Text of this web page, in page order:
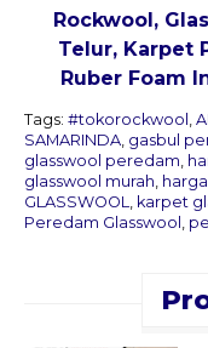
Rockwool,
Telur, Karpet
Ruber Foam
Tags: #tokorockwool
SAMARINDA gasbul
glasswool peredam
glasswool murah
GLASSWOOL
karpet
Peredam Glasswool